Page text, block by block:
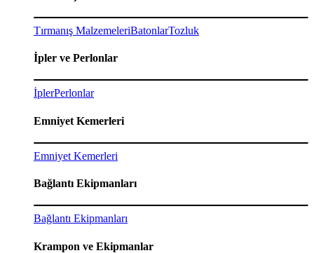
Tırmanış MalzemeleriBatonlarTozluk
İpler ve Perlonlar
İplerPerlonlar
Emniyet Kemerleri
Emniyet Kemerleri
Bağlantı Ekipmanları
Bağlantı Ekipmanları
Krampon ve Ekipmanlar